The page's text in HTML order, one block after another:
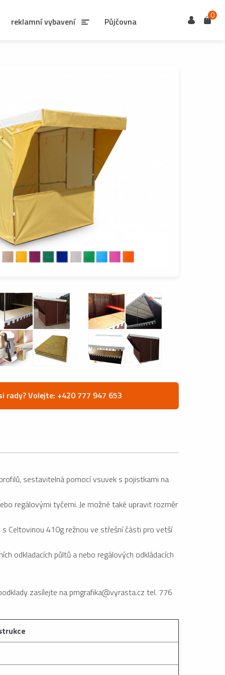
Ihned k odběru
rady? Volejte: +420 777 947 653
sestavitelná pomocí vsuvek s pojistkami na
regálovými tyčemi. Je možné také upravit rozměr
Celtovinou 410g režnou ve střešní části pro vetší
odkladacích půltů a nebo regálových odkládacích
zasílejte na pmgrafika@vyrasta.cz tel. 776
reklamní vybavení Půjčovna UživatelKošík
0